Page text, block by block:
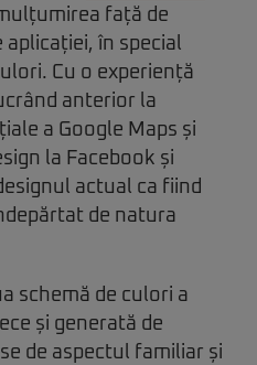
față de
în special
Cu o experiență
anterior la
a Google Maps și
la Facebook și
actual ca fiind
de natura
schemă de culori a
și generată de
de aspectul familiar și